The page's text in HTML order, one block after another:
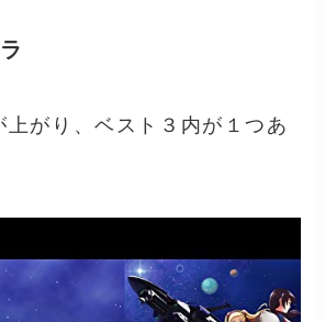
上がり、ベスト３内が１つあ